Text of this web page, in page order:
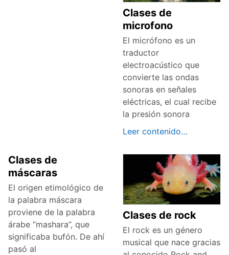
Clases de
microfono
El micrófono es un
traductor
electroacústico que
convierte las ondas
sonoras en señales
eléctricas, el cual recibe
la presión sonora
Leer contenido…
Clases de
máscaras
El origen etimológico de
la palabra máscara
proviene de la palabra
árabe “mashara”, que
significaba bufón. De ahí
pasó al
Clases de rock
El rock es un género
musical que nace gracias